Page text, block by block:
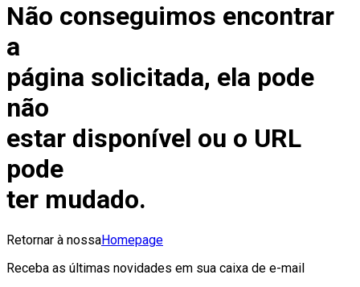
Não conseguimos encontrar
a
página solicitada, ela pode
não
estar disponível ou o URL
pode
ter mudado.
Retornar à nossaHomepage
Receba as últimas novidades em sua caixa de e-mail